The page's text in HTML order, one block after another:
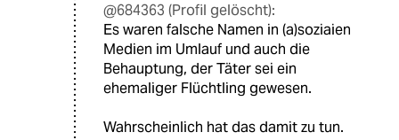
@684363 (Profil gelöscht):
Es waren falsche Namen in (a)soziaien
Medien im Umlauf und auch die
Behauptung, der Täter sei ein
ehemaliger Flüchtling gewesen.
Wahrscheinlich hat das damit zu tun.